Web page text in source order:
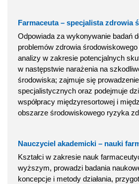
Farmaceuta – specjalista zdrowia
Odpowiada za wykonywanie badań
problemów zdrowia
analizy w zakresie potencjalnych
w następstwie narażenia na
środowiska; zajmuje się
specjalistycznych oraz podejmuje
współpracy międzyresortowej i
obszarze środowiskowego ryzyka
Nauczyciel akademicki – nauki
Kształci w zakresie nauk
wyższym, prowadzi badania
koncepcje i metody działania,